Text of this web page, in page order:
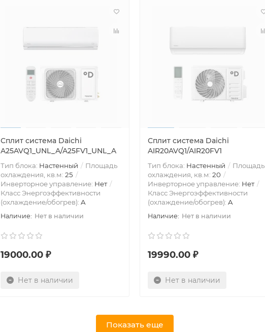
Сплит система Daichi
A25AVQ1_UNL_A/A25FV1_UNL_A
Тип блока: Настенный
Площадь
охлаждения, кв.м: 25
Инверторное управление: Нет
Класс Энергоэффективности
(охлаждение/обогрев): A
Нет в наличии
19000.00 ₽
Нет в наличии
Сплит система Daichi
AIR20AVQ1/AIR20FV1
Тип блока: Настенный
Площадь
охлаждения, кв.м: 20
Инверторное управление: Нет
Класс Энергоэффективности
(охлаждение/обогрев): A
Нет в наличии
19990.00 ₽
Нет в наличии
Показать еще